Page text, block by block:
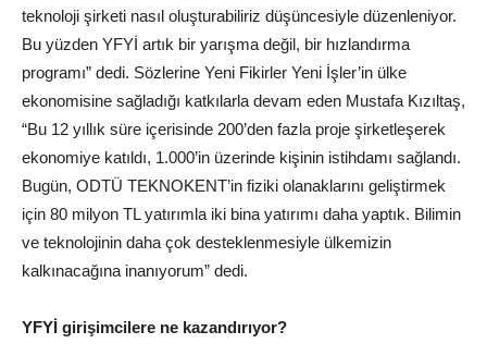
teknoloji şirketi nasıl oluşturabiliriz düşüncesiyle düzenleniyor.
Bu yüzden YFYİ artık bir yarışma değil, bir hızlandırma
programı” dedi. Sözlerine Yeni Fikirler Yeni İşler’in ülke
ekonomisine sağladığı katkılarla devam eden Mustafa Kızıltaş,
“Bu 12 yıllık süre içerisinde 200’den fazla proje şirketleşerek
ekonomiye katıldı, 1.000’in üzerinde kişinin istihdamı sağlandı.
Bugün, ODTÜ TEKNOKENT’in fiziki olanaklarını geliştirmek
için 80 milyon TL yatırımla iki bina yatırımı daha yaptık. Bilimin
ve teknolojinin daha çok desteklenmesiyle ülkemizin
kalkınacağına inanıyorum” dedi.
YFYİ girişimcilere ne kazandırıyor?